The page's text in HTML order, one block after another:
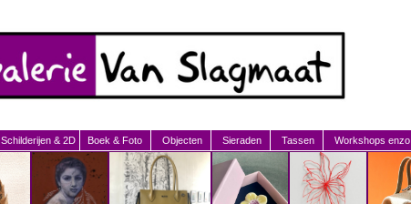
Schilderijen & 2D Boek & Foto Objecten Sieraden Tassen Workshops enzo